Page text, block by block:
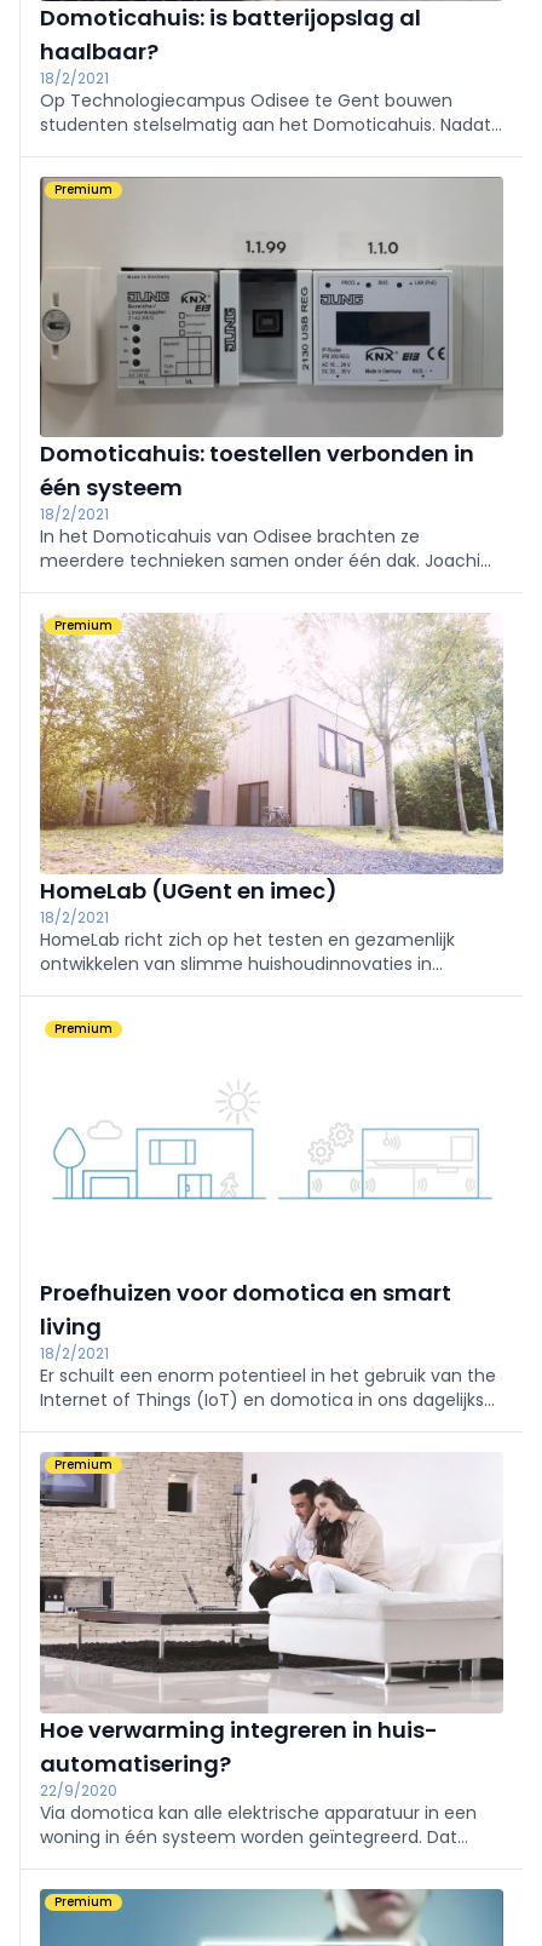
Domoticahuis: is batterijopslag al
haalbaar?
18/2/2021
Op Technologiecampus Odisee te Gent bouwen
studenten stelselmatig aan het Domoticahuis. Nadat
waren, was het nu tijd voor de volgende stap: de
plaatsing van een thuisbatterij.
Premium
Domoticahuis: toestellen verbonden in
één systeem
18/2/2021
In het Domoticahuis van Odisee brachten ze
meerdere technieken samen onder één dak. Joachim
Premium
HomeLab (UGent en imec)
18/2/2021
HomeLab richt zich op het testen en gezamenlijk
ontwikkelen van slimme huishoudinnovaties in
Premium
Proefhuizen voor domotica en smart
living
18/2/2021
Er schuilt een enorm potentieel in het gebruik van the
Internet of Things (IoT) en domotica in ons dagelijks
toepassingen omgezet in de praktijk in proefhuizen
HomeLab en het Domoticahuis.
Premium
Hoe verwarming integreren in huis­
automatisering?
22/9/2020
Via domotica kan alle elektrische apparatuur in een
woning in één systeem worden geïntegreerd. Dat
voor dat verschillende beroepsdisciplines met elkaar
verweven raken.
Premium